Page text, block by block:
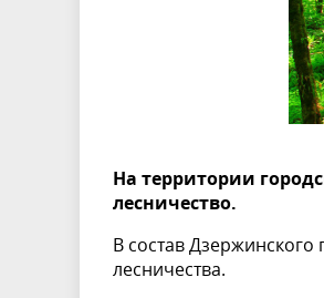
На территории
лесничество.
В состав Дзержинского
лесничества.